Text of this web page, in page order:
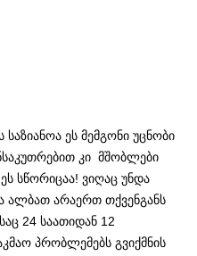
ეს მემგონი უცნობი
კი მშობლები
სწორიცაა! ვიღაც უნდა
ალბათ არაერთ თქვენგანს
24 საათიდან 12
პრობლემებს გვიქმნის